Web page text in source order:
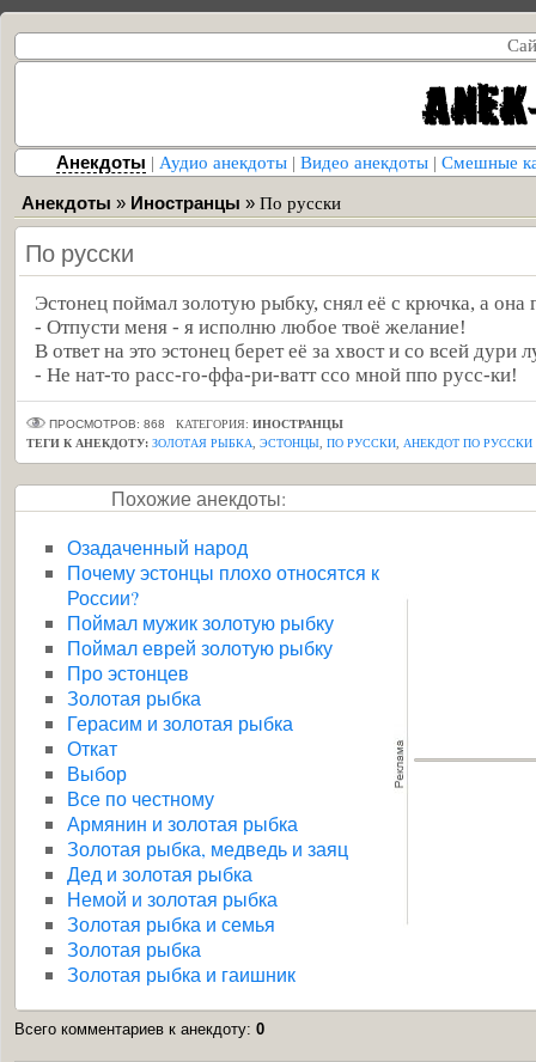
Анекдоты | Аудио анекдоты | Видео анекдоты | Смешные
Анекдоты » Иностранцы » По русски
По русски
Эстонец поймал золотую рыбку, снял её с крючка, а она
- Отпусти меня - я исполню любое твоё желание!
В ответ на это эстонец берет её за хвост и со всей дури
- Не нат-то расс-го-ффа-ри-ватт ссо мной ппо русс-ки!
ПРОСМОТРОВ: 868 КАТЕГОРИЯ: ИНОСТРАНЦЫ
ТЕГИ К АНЕКДОТУ: ЗОЛОТАЯ РЫБКА ЭСТОНЦЫ ПО РУССКИ АНЕКДОТ ПО РУССКИ
Похожие анекдоты:
Озадаченный народ
Почему эстонцы плохо относятся к
России?
Поймал мужик золотую рыбку
Поймал еврей золотую рыбку
Про эстонцев
Золотая рыбка
Герасим и золотая рыбка
Откат
Выбор
Все по честному
Армянин и золотая рыбка
Золотая рыбка, медведь и заяц
Дед и золотая рыбка
Немой и золотая рыбка
Золотая рыбка и семья
Золотая рыбка
Золотая рыбка и гаишник
Всего комментариев к анекдоту: 0